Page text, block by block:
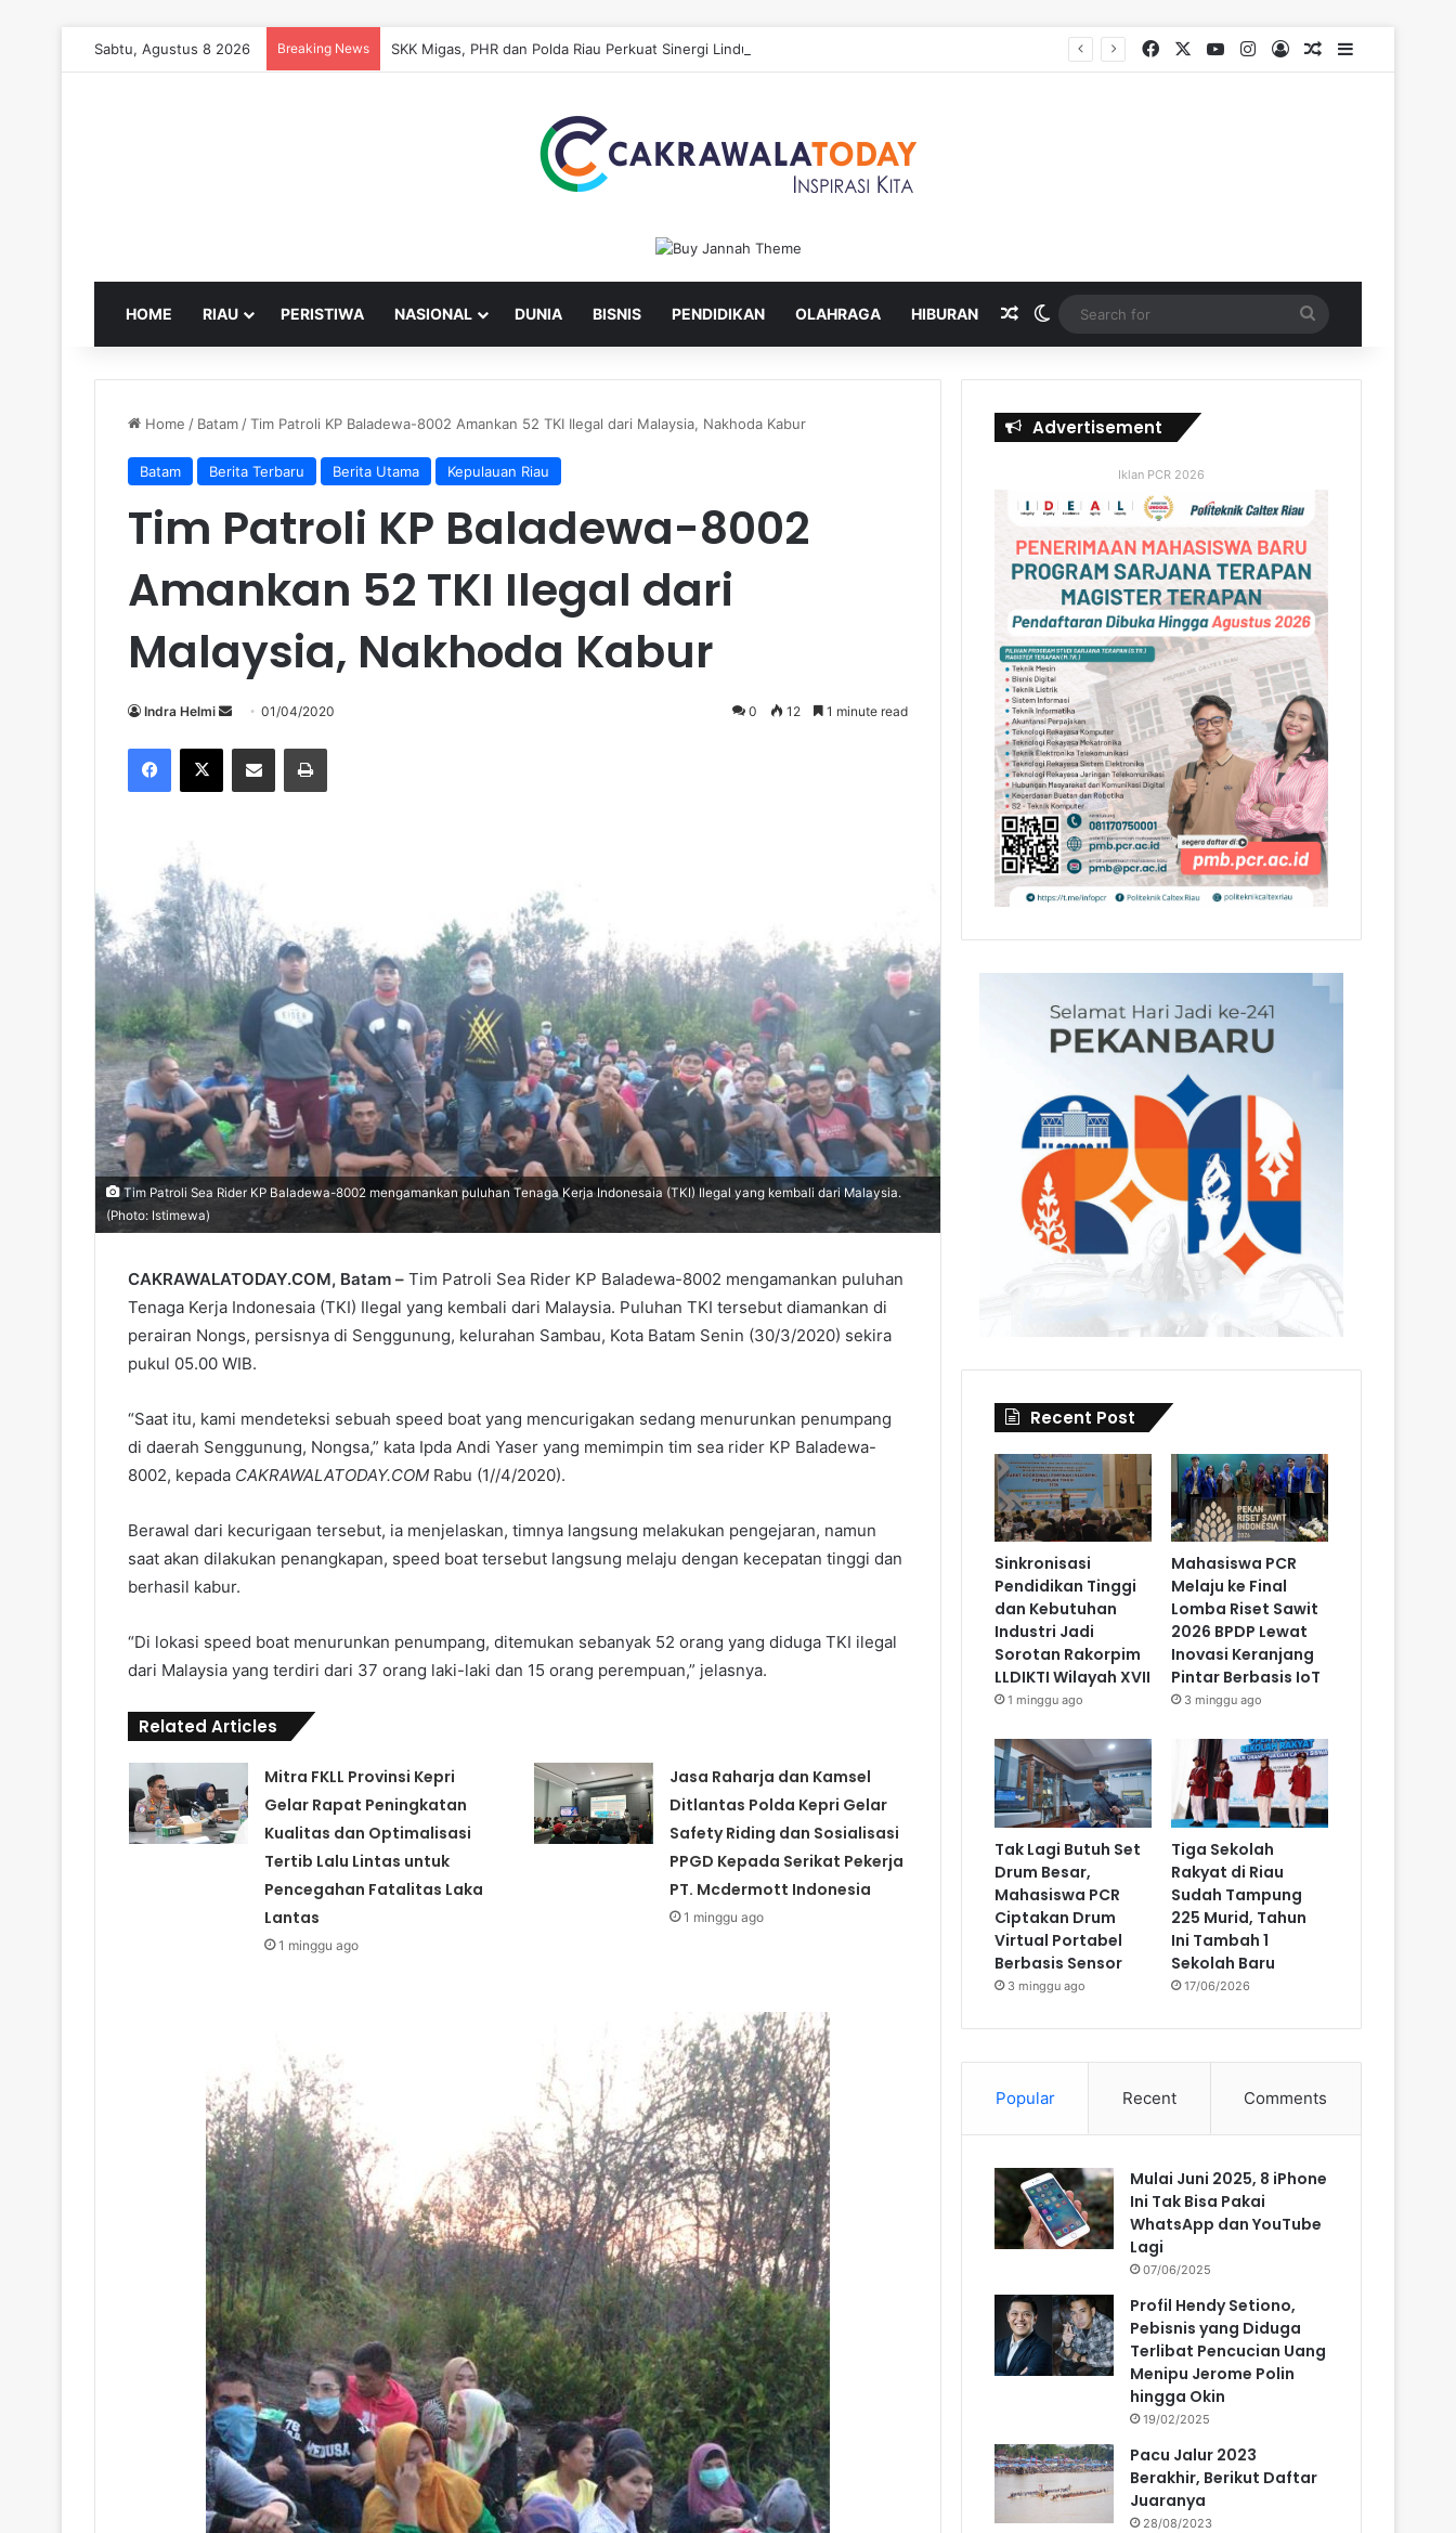
Sabtu, Agustus 8 2026 Breaking News FacebookYouTubeInstagram
Log InRandom Article
Sidebar
HOME RIAU PERISTIWA NASIONAL DUNIA BISNIS PENDIDIKAN OLAHRAGA HIBURAN Random Article
Switch skin
for
Home / Batam /Tim Patroli KP Baladewa-8002 Amankan 52 TKI Ilegal dari Malaysia, Nakhoda Kabur
Batam Berita Terbaru Berita Utama Kepulauan Riau
Tim Patroli KP Baladewa-8002
Amankan 52 TKI Ilegal dari
Malaysia, Nakhoda Kabur
Indra Helmi
Send
email
01/04/2020 0 12 1 minute read
Facebook
X Share via Email Print
Tim Patroli Sea Rider KP Baladewa-8002 mengamankan puluhan Tenaga Kerja Indonesaia (TKI) Ilegal yang kembali dari Malaysia.
(Photo: Istimewa)
CAKRAWALATODAY.COM, Batam – Tim Patroli Sea Rider KP Baladewa-8002 mengamankan puluhan
Tenaga Kerja Indonesaia (TKI) Ilegal yang kembali dari Malaysia. Puluhan TKI tersebut diamankan di
perairan Nongs, persisnya di Senggunung, kelurahan Sambau, Kota Batam Senin (30/3/2020) sekira
pukul 05.00 WIB.
“Saat itu, kami mendeteksi sebuah speed boat yang mencurigakan sedang menurunkan penumpang
di daerah Senggunung, Nongsa,” kata Ipda Andi Yaser yang memimpin tim sea rider KP Baladewa-
8002, kepada CAKRAWALATODAY.COM Rabu (1//4/2020).
Berawal dari kecurigaan tersebut, ia menjelaskan, timnya langsung melakukan pengejaran, namun
saat akan dilakukan penangkapan, speed boat tersebut langsung melaju dengan kecepatan tinggi dan
berhasil kabur.
“Di lokasi speed boat menurunkan penumpang, ditemukan sebanyak 52 orang yang diduga TKI ilegal
dari Malaysia yang terdiri dari 37 orang laki-laki dan 15 orang perempuan,” jelasnya.
Related Articles
Mitra FKLL Provinsi Kepri
Gelar Rapat Peningkatan
Kualitas dan Optimalisasi
Tertib Lalu Lintas untuk
Pencegahan Fatalitas Laka
Lantas
1 minggu ago
Jasa Raharja dan Kamsel
Ditlantas Polda Kepri Gelar
Safety Riding dan Sosialisasi
PPGD Kepada Serikat Pekerja
PT. Mcdermott Indonesia
1 minggu ago
Advertisement
Iklan PCR 2026
Recent Post
Sinkronisasi
Pendidikan Tinggi
dan Kebutuhan
Industri Jadi
Sorotan Rakorpim
LLDIKTI Wilayah XVII
1 minggu ago
Mahasiswa PCR
Melaju ke Final
Lomba Riset Sawit
2026 BPDP Lewat
Inovasi Keranjang
Pintar Berbasis IoT
3 minggu ago
Tak Lagi Butuh Set
Drum Besar,
Mahasiswa PCR
Ciptakan Drum
Virtual Portabel
Berbasis Sensor
3 minggu ago
Tiga Sekolah
Rakyat di Riau
Sudah Tampung
225 Murid, Tahun
Ini Tambah 1
Sekolah Baru
17/06/2026
Popular Recent Comments
Mulai Juni 2025, 8 iPhone
Ini Tak Bisa Pakai
WhatsApp dan YouTube
Lagi
07/06/2025
Profil Hendy Setiono,
Pebisnis yang Diduga
Terlibat Pencucian Uang
Menipu Jerome Polin
hingga Okin
19/02/2025
Pacu Jalur 2023
Berakhir, Berikut Daftar
Juaranya
28/08/2023